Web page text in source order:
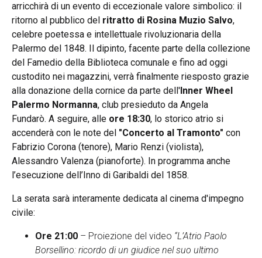
arricchirà di un evento di eccezionale valore simbolico: il
ritorno al pubblico del ritratto di Rosina Muzio Salvo,
celebre poetessa e intellettuale rivoluzionaria della
Palermo del 1848. Il dipinto, facente parte della collezione
del Famedio della Biblioteca comunale e fino ad oggi
custodito nei magazzini, verrà finalmente riesposto grazie
alla donazione della cornice da parte dell'Inner Wheel
Palermo Normanna, club presieduto da Angela
Fundarò. A seguire, alle ore 18:30, lo storico atrio si
accenderà con le note del "Concerto al Tramonto" con
Fabrizio Corona (tenore), Mario Renzi (violista),
Alessandro Valenza (pianoforte). In programma anche
l’esecuzione dell’Inno di Garibaldi del 1858.
La serata sarà interamente dedicata al cinema d'impegno
civile:
Ore 21:00 – Proiezione del video “L’Atrio Paolo
Borsellino: ricordo di un giudice nel suo ultimo